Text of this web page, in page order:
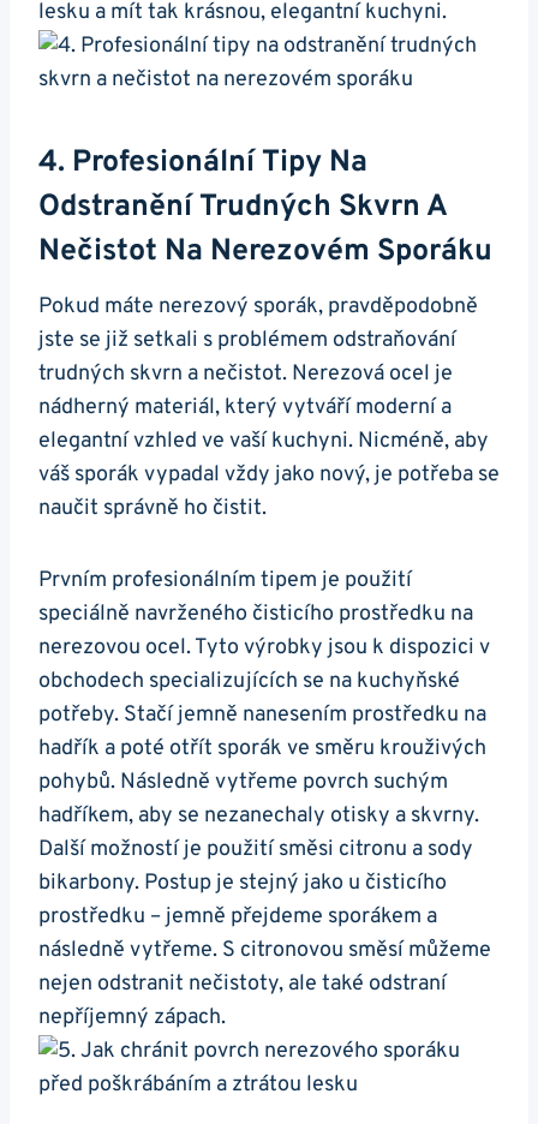
lesku a mít tak krásnou, elegantní kuchyni.
4. Profesionální⁢ Tipy⁢ Na‌
Odstranění Trudných Skvrn A
Nečistot ‍na Nerezovém Sporáku
Pokud⁢ máte nerezový sporák, pravděpodobně
jste se již‌ setkali s‌ problémem⁣ odstraňování⁤
trudných​ skvrn‌ a ⁢nečistot. ‌Nerezová⁤ ocel​ je⁢
nádherný materiál,⁢ který vytváří moderní⁢ a
⁢elegantní vzhled ⁢ve vaší​ kuchyni. Nicméně, aby
váš sporák vypadal‍ vždy ⁢jako ⁤nový, je potřeba⁤ se
naučit​ správně ho čistit.
Prvním​ profesionálním‌ tipem je použití
speciálně navrženého čisticího prostředku‌ na
⁤nerezovou⁢ ocel. Tyto⁤ výrobky jsou k ⁣dispozici‍ v‌
obchodech⁣ specializujících se na kuchyňské
potřeby. Stačí jemně⁤ nanesením prostředku‌ na‍
hadřík ​a⁤ poté otřít sporák ve směru krouživých
pohybů. Následně⁢ vytřeme⁣ povrch suchým
hadříkem,‍ aby⁤ se nezanechaly ⁢otisky a skvrny.⁣
Další‍ možností je použití směsi citronu​ a ⁢sody
bikarbony. Postup je stejný jako u čisticího
‌prostředku⁣ – jemně přejdeme sporákem a
následně vytřeme. ‌S‍ citronovou směsí můžeme
nejen odstranit nečistoty, ale také odstraní
nepříjemný zápach.